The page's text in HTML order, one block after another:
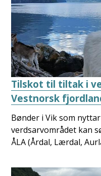
Tilskot til tiltak i
Vestnorsk
Bønder i Vik som
verdsarvområdet kan
ÅLA (Årdal, Lærdal,